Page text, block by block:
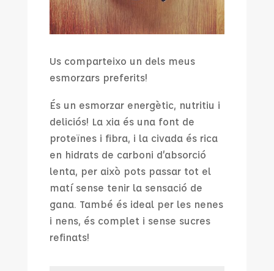
Us comparteixo un dels meus
esmorzars preferits!
És un esmorzar energètic, nutritiu i
deliciós! La xia és una font de
proteïnes i fibra, i la civada és rica
en hidrats de carboni d’absorció
lenta, per això pots passar tot el
matí sense tenir la sensació de
gana. També és ideal per les nenes
i nens, és complet i sense sucres
refinats!